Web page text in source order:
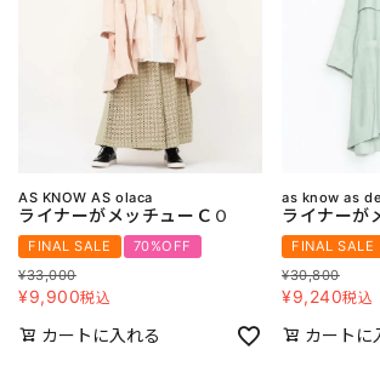
AS KNOW AS olaca
ライナーがメッチューＣＯ
FINAL SALE
70%OFF
¥33,000
¥9,900税込
カートに入れる
as know as
ライナーが
FINAL SALE
¥30,800
¥9,240税込
カートに